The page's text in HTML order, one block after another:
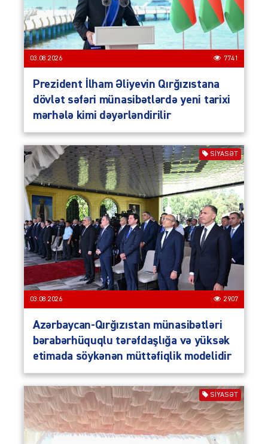
03.08.2026 7741
Prezident İlham Əliyevin Qırğızıstana
dövlət səfəri münasibətlərdə yeni tarixi
mərhələ kimi dəyərləndirilir
SIYASƏT
03.08.2026 2907
Azərbaycan-Qırğızıstan münasibətləri
bərabərhüquqlu tərəfdaşlığa və yüksək
etimada söykənən müttəfiqlik modelidir
SIYASƏT